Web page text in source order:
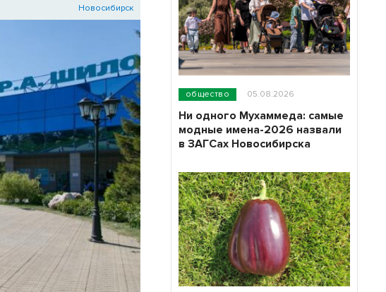
Новосибирск
общество 05.08.2026
Ни одного Мухаммеда: самые
модные имена-2026 назвали
в ЗАГСах Новосибирска